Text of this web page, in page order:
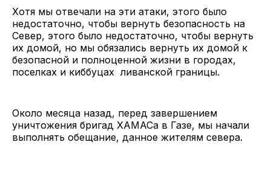
Хотя мы отвечали на эти атаки, этого было
недостаточно, чтобы вернуть безопасность на
Север, этого было недостаточно, чтобы вернуть
их домой, но мы обязались вернуть их домой к
безопасной и полноценной жизни в городах,
поселках и киббуцах ливанской границы.
Около месяца назад, перед завершением
уничтожения бригад ХАМАСа в Газе, мы начали
выполнять обещание, данное жителям севера.